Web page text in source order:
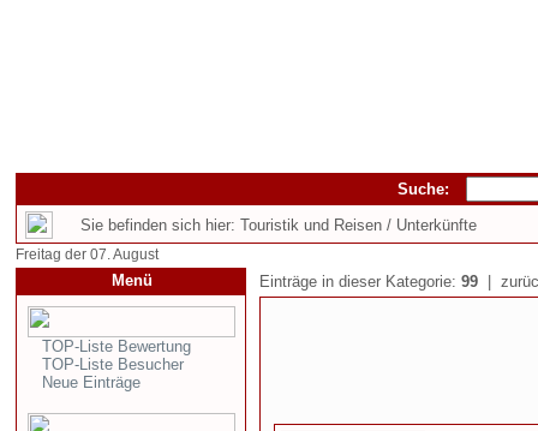
Suche:
Sie befinden sich hier: Touristik und Reisen / Unterkünfte
Freitag der 07. August
Menü
TOP-Liste Bewertung
TOP-Liste Besucher
Neue Einträge
Einträge in dieser Kategorie: 99 |